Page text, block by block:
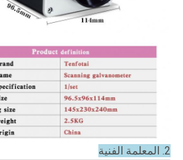
2. المعلمة الفنية